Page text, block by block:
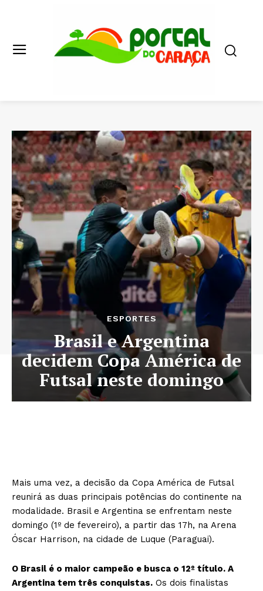
ESPORTES
Brasil e Argentina
decidem Copa América de
Futsal neste domingo
Mais uma vez, a decisão da Copa América de Futsal
reunirá as duas principais potências do continente na
modalidade. Brasil e Argentina se enfrentam neste
domingo (1º de fevereiro), a partir das 17h, na Arena
Óscar Harrison, na cidade de Luque (Paraguai).
O Brasil é o maior campeão e busca o 12º título. A
Argentina tem três conquistas. Os dois finalistas